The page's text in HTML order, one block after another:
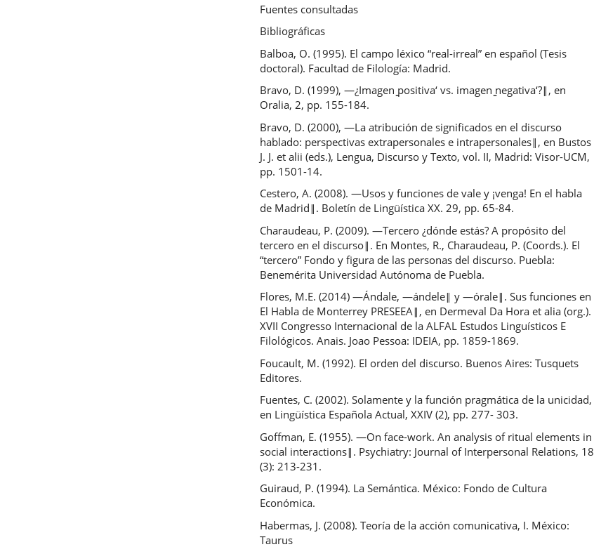
Fuentes consultadas
Bibliográficas
Balboa, O. (1995). El campo léxico “real-irreal” en español (Tesis
doctoral). Facultad de Filología: Madrid.
Bravo, D. (1999), ―¿Imagen ̳positiva‘ vs. imagen ̳negativa‘?‖, en
Oralia, 2, pp. 155-184.
Bravo, D. (2000), ―La atribución de significados en el discurso
hablado: perspectivas extrapersonales e intrapersonales‖, en Bustos
J. J. et alii (eds.), Lengua, Discurso y Texto, vol. II, Madrid: Visor-UCM,
pp. 1501-14.
Cestero, A. (2008). ―Usos y funciones de vale y ¡venga! En el habla
de Madrid‖. Boletín de Lingüística XX. 29, pp. 65-84.
Charaudeau, P. (2009). ―Tercero ¿dónde estás? A propósito del
tercero en el discurso‖. En Montes, R., Charaudeau, P. (Coords.). El
“tercero” Fondo y figura de las personas del discurso. Puebla:
Benemérita Universidad Autónoma de Puebla.
Flores, M.E. (2014) ―Ándale, ―ándele‖ y ―órale‖. Sus funciones en
El Habla de Monterrey PRESEEA‖, en Dermeval Da Hora et alia (org.).
XVII Congresso Internacional de la ALFAL Estudos Linguísticos E
Filológicos. Anais. Joao Pessoa: IDEIA, pp. 1859-1869.
Foucault, M. (1992). El orden del discurso. Buenos Aires: Tusquets
Editores.
Fuentes, C. (2002). Solamente y la función pragmática de la unicidad,
en Lingüística Española Actual, XXIV (2), pp. 277- 303.
Goffman, E. (1955). ―On face-work. An analysis of ritual elements in
social interactions‖. Psychiatry: Journal of Interpersonal Relations, 18
(3): 213-231.
Guiraud, P. (1994). La Semántica. México: Fondo de Cultura
Económica.
Habermas, J. (2008). Teoría de la acción comunicativa, I. México:
Taurus